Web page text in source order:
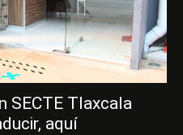
SECTE Tlaxcala
aquí